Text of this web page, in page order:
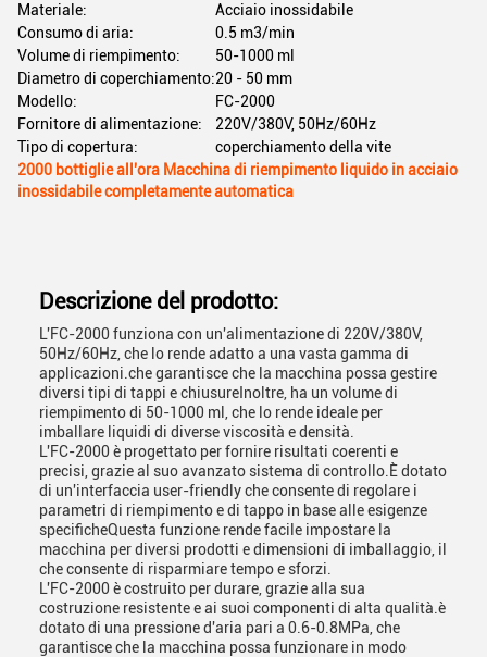
Materiale:
Acciaio inossidabile
Consumo di aria:
0.5 m3/min
Volume di riempimento:
50-1000 ml
Diametro di coperchiamento:20 - 50 mm
Modello:
FC-2000
Fornitore di alimentazione:
220V/380V, 50Hz/60Hz
Tipo di copertura:
coperchiamento della vite
2000 bottiglie all'ora Macchina di riempimento liquido in acciaio
inossidabile completamente automatica
Descrizione del prodotto:
L'FC-2000 funziona con un'alimentazione di 220V/380V,
50Hz/60Hz, che lo rende adatto a una vasta gamma di
applicazioni.che garantisce che la macchina possa gestire
diversi tipi di tappi e chiusureInoltre, ha un volume di
riempimento di 50-1000 ml, che lo rende ideale per
imballare liquidi di diverse viscosità e densità.
L'FC-2000 è progettato per fornire risultati coerenti e
precisi, grazie al suo avanzato sistema di controllo.È dotato
di un'interfaccia user-friendly che consente di regolare i
parametri di riempimento e di tappo in base alle esigenze
specificheQuesta funzione rende facile impostare la
macchina per diversi prodotti e dimensioni di imballaggio, il
che consente di risparmiare tempo e sforzi.
L'FC-2000 è costruito per durare, grazie alla sua
costruzione resistente e ai suoi componenti di alta qualità.è
dotato di una pressione d'aria pari a 0.6-0.8MPa, che
garantisce che la macchina possa funzionare in modo